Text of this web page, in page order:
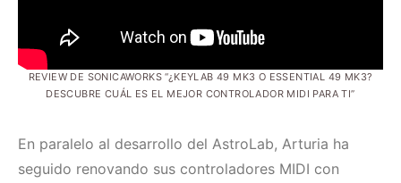
REVIEW DE SONICAWORKS “¿KEYLAB 49 MK3 O ESSENTIAL 49 MK3?
DESCUBRE CUÁL ES EL MEJOR CONTROLADOR MIDI PARA TI”
En paralelo al desarrollo del AstroLab, Arturia ha
seguido renovando sus controladores MIDI con